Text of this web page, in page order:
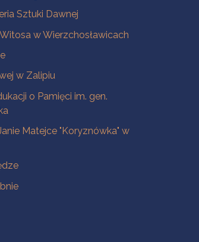
Sztuki Dawnej
w Wierzchosławicach
w Zalipiu
o Pamięci im. gen.
Matejce "Koryznówka" w